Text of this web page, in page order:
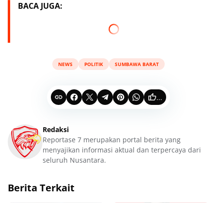
BACA JUGA:
NEWS POLITIK SUMBAWA BARAT
...
Redaksi
Reportase 7 merupakan portal berita yang
menyajikan informasi aktual dan terpercaya dari
seluruh Nusantara.
Berita Terkait